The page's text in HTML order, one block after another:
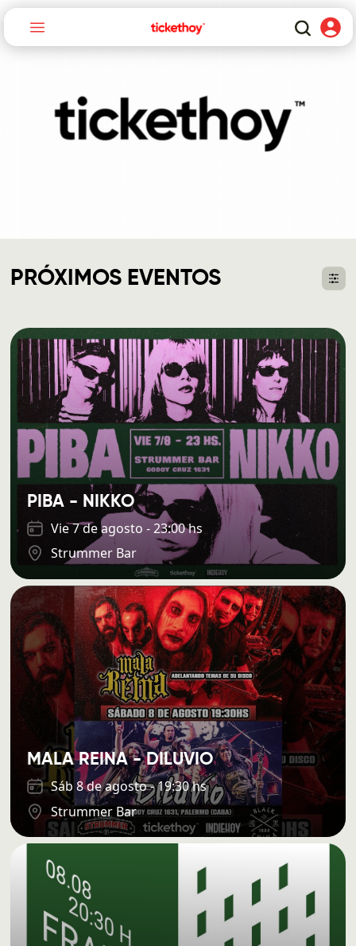
PRÓXIMOS EVENTOS
PIBA - NIKKO
Vie 7 de agosto - 23:00 hs
Strummer Bar
MALA REINA - DILUVIO
Sáb 8 de agosto - 19:30 hs
Strummer Bar